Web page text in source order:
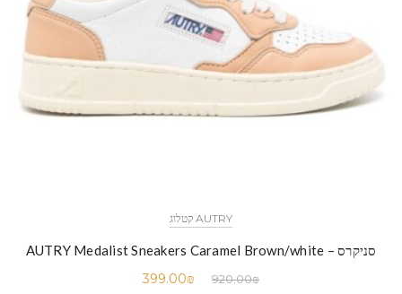
AUTRY קטלוג
סניקרס – AUTRY Medalist Sneakers Caramel Brown/white
920.00₪
399.00₪